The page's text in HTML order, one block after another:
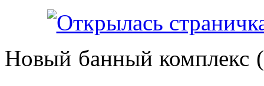
Новый банный комплекс